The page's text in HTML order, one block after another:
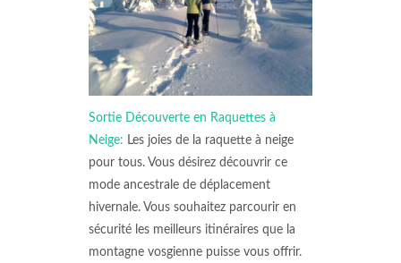
Sortie Découverte en Raquettes à
Neige: Les joies de la raquette à neige
pour tous. Vous désirez découvrir ce
mode ancestrale de déplacement
hivernale. Vous souhaitez parcourir en
sécurité les meilleurs itinéraires que la
montagne vosgienne puisse vous offrir.